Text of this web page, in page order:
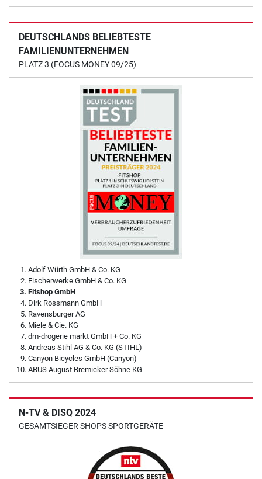
DEUTSCHLANDS BELIEBTESTE
FAMILIENUNTERNEHMEN
PLATZ 3 (FOCUS MONEY 09/25)
Adolf Würth GmbH & Co. KG
Fischerwerke GmbH & Co. KG
Fitshop GmbH
Dirk Rossmann GmbH
Ravensburger AG
Miele & Cie. KG
dm-drogerie markt GmbH + Co. KG
Andreas Stihl AG & Co. KG (STIHL)
Canyon Bicycles GmbH (Canyon)
ABUS August Bremicker Söhne KG
N-TV & DISQ 2024
GESAMTSIEGER SHOPS SPORTGERÄTE